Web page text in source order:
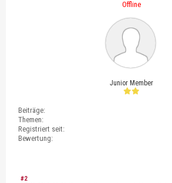
Offline
Junior Member
Beiträge:
Themen:
Registriert seit:
Bewertung:
#2